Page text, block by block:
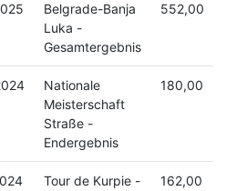
Belgrade-Banja
Luka -
Gesamtergebnis
552,00
Nationale
Meisterschaft
Straße -
Endergebnis
180,00
Tour de Kurpie -
162,00